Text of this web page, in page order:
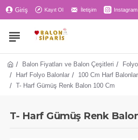
Giriş Kayıt Ol İletişim Instagram
Balon Fiyatları ve Balon Çeşitleri
Harf Folyo Balonlar
100 Cm Harf Balonlar
T- Harf Gümüş Renk Balon 100 Cm
T- Harf Gümüş Renk